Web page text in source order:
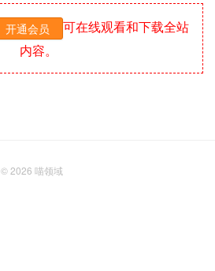
开通会员
可在线观看和下载全站
内容。
© 2026 喵领域